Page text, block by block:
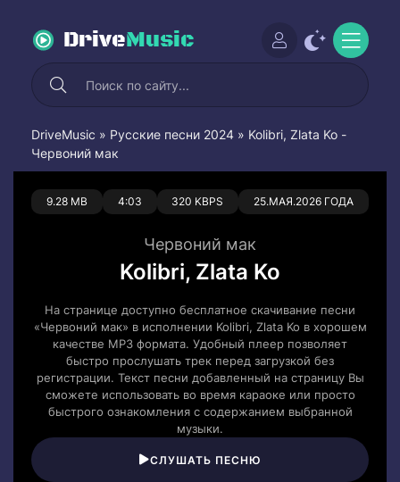
DriveMusic
DriveMusic » Русские песни 2024 » Kolibri, Zlata Ko -
Червоний мак
9.28 MB 4:03 320 KBPS 25.МАЯ.2026 ГОДА
0 0
Червоний мак
Kolibri, Zlata Ko
На странице доступно бесплатное скачивание песни
«Червоний мак» в исполнении Kolibri, Zlata Ko в хорошем
качестве MP3 формата. Удобный плеер позволяет
быстро прослушать трек перед загрузкой без
регистрации. Текст песни добавленный на страницу Вы
сможете использовать во время караоке или просто
быстрого ознакомления с содержанием выбранной
музыки.
СЛУШАТЬ ПЕСНЮ